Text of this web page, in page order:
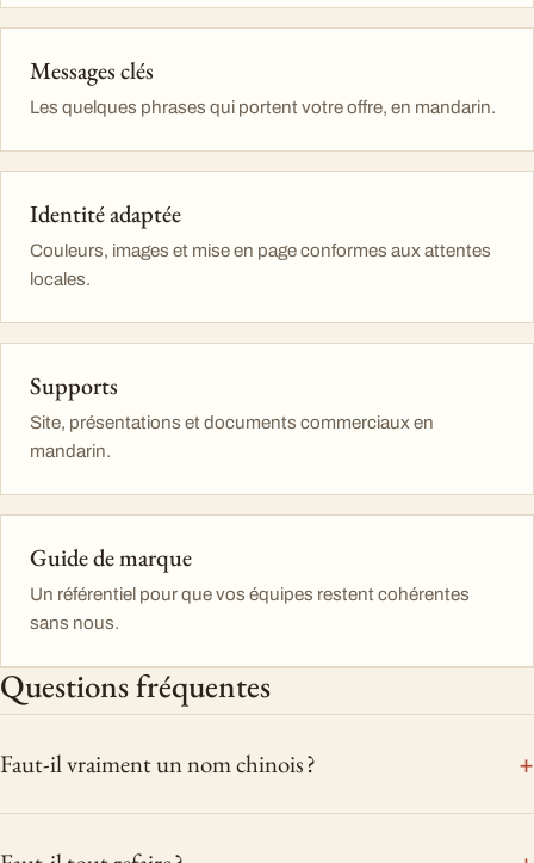
Messages clés
Les quelques phrases qui portent votre offre, en mandarin.
Identité adaptée
Couleurs, images et mise en page conformes aux attentes
locales.
Supports
Site, présentations et documents commerciaux en
mandarin.
Guide de marque
Un référentiel pour que vos équipes restent cohérentes
sans nous.
Questions fréquentes
Faut-il vraiment un nom chinois ?